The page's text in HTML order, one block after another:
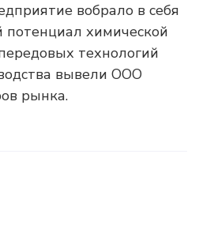
вобрало в себя
химической
технологий
вывели ООО
рынка.